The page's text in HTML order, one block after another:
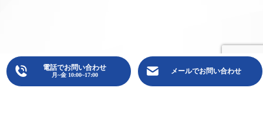
電話でお問い合わせ
月~金 10:00~17:00 メールでお問い合わせ